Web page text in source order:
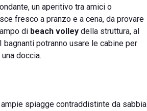
un aperitivo tra amici o
fresco a pranzo e a cena, da provare
di beach volley della struttura, al
potranno usare le cabine per
doccia.
spiagge contraddistinte da sabbia